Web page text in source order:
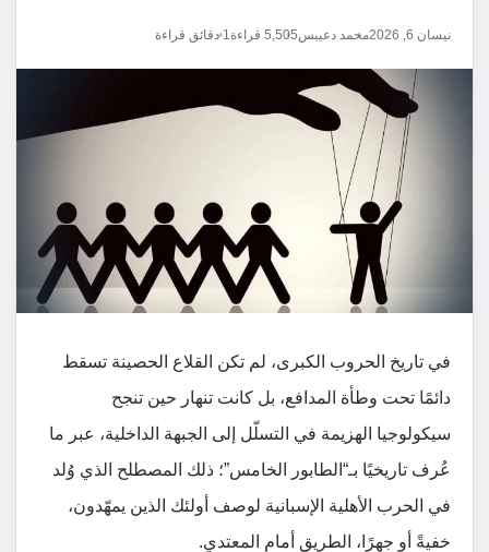
نيسان 6, 2026 محمد دعيبس5,505 قراءة1 دقائق قراءة
في تاريخ الحروب الكبرى، لم تكن القلاع الحصينة تسقط
دائمًا تحت وطأة المدافع، بل كانت تنهار حين تنجح
سيكولوجيا الهزيمة في التسلّل إلى الجبهة الداخلية، عبر ما
عُرف تاريخيًا بـ“الطابور الخامس”؛ ذلك المصطلح الذي وُلد
في الحرب الأهلية الإسبانية لوصف أولئك الذين يمهّدون،
خفيةً أو جهرًا، الطريق أمام المعتدي.